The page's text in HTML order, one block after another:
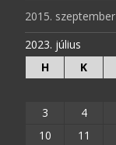
2015. szeptember
2023. július
H
K
3
4
10
11